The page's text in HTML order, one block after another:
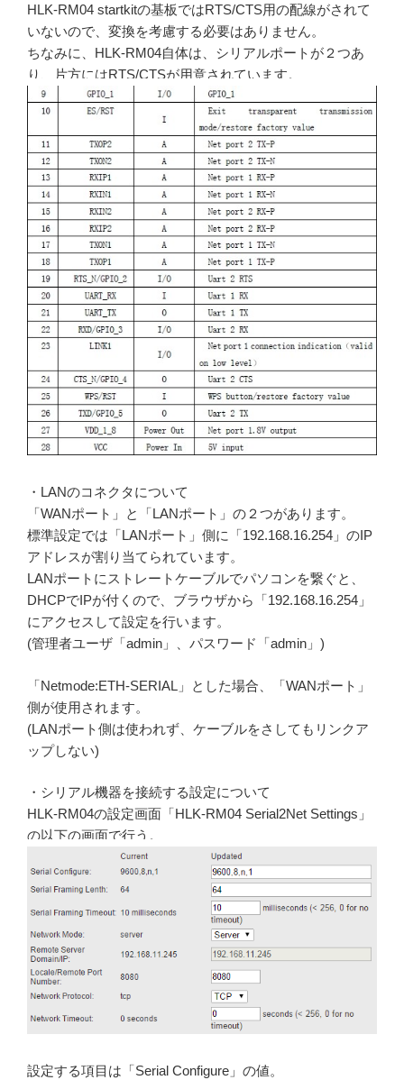
HLK-RM04 startkitの基板ではRTS/CTS用の配線がされて
いないので、変換を考慮する必要はありません。
ちなみに、HLK-RM04自体は、シリアルポートが２つあ
り、片方にはRTS/CTSが用意されています。
・LANのコネクタについて
「WANポート」と「LANポート」の２つがあります。
標準設定では「LANポート」側に「192.168.16.254」のIP
アドレスが割り当てられています。
LANポートにストレートケーブルでパソコンを繋ぐと、
DHCPでIPが付くので、ブラウザから「192.168.16.254」
にアクセスして設定を行います。
(管理者ユーザ「admin」、パスワード「admin」)
「Netmode:ETH-SERIAL」とした場合、「WANポート」
側が使用されます。
(LANポート側は使われず、ケーブルをさしてもリンクア
ップしない)
・シリアル機器を接続する設定について
HLK-RM04の設定画面「HLK-RM04 Serial2Net Settings」
の以下の画面で行う。
設定する項目は「Serial Configure」の値。